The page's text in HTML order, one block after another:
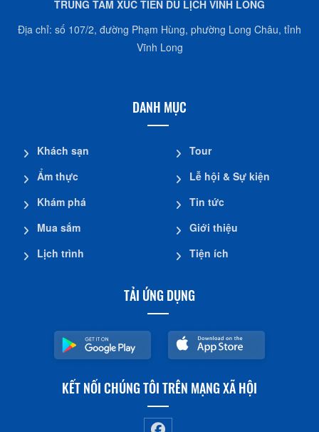
Địa chỉ: số 107/2, đường Phạm Hùng, phường Long Châu, tỉnh
DANH MỤC
TẢI ỨNG DỤNG
KẾT NỐI CHÚNG TÔI TRÊN MẠNG XÃ HỘI